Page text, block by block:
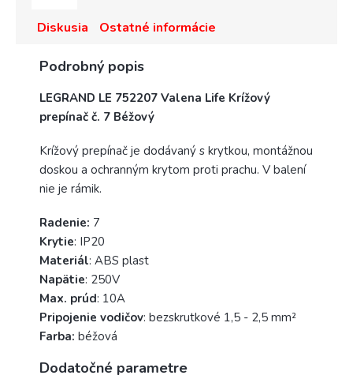
Diskusia
Ostatné informácie
Podrobný popis
LEGRAND LE 752207 Valena Life Krížový
prepínač č. 7 Béžový
Krížový prepínač je dodávaný s krytkou, montážnou
doskou a ochranným krytom proti prachu. V balení
nie je rámik.
Radenie: 7
Krytie: IP20
Materiál: ABS plast
Napätie: 250V
Max. prúd: 10A
Pripojenie vodičov: bezskrutkové 1,5 - 2,5 mm²
Farba: béžová
Dodatočné parametre